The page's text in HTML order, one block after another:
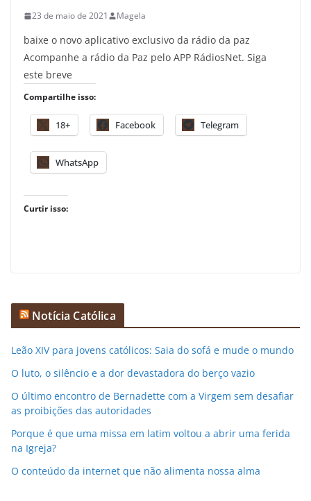
23 de maio de 2021 Magela
baixe o novo aplicativo exclusivo da rádio da paz
Acompanhe a rádio da Paz pelo APP RádiosNet. Siga
este breve
Compartilhe isso:
18+ Facebook Telegram
WhatsApp
Curtir isso:
Notícia Católica
Leão XIV para jovens católicos: Saia do sofá e mude o mundo
O luto, o silêncio e a dor devastadora do berço vazio
O último encontro de Bernadette com a Virgem sem desafiar
as proibições das autoridades
Porque é que uma missa em latim voltou a abrir uma ferida
na Igreja?
O conteúdo da internet que não alimenta nossa alma